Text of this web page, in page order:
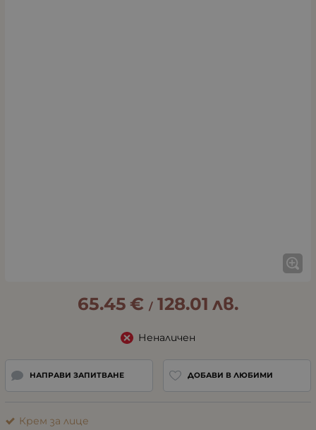
65.45 € / 128.01 лв.
Неналичен
НАПРАВИ ЗАПИТВАНЕ ДОБАВИ В ЛЮБИМИ
Крем за лице